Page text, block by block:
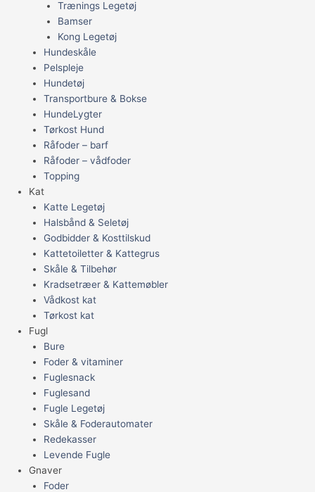
Trænings Legetøj
Bamser
Kong Legetøj
Hundeskåle
Pelspleje
Hundetøj
Transportbure & Bokse
HundeLygter
Tørkost Hund
Råfoder – barf
Råfoder – vådfoder
Topping
Kat
Katte Legetøj
Halsbånd & Seletøj
Godbidder & Kosttilskud
Kattetoiletter & Kattegrus
Skåle & Tilbehør
Kradsetræer & Kattemøbler
Vådkost kat
Tørkost kat
Fugl
Bure
Foder & vitaminer
Fuglesnack
Fuglesand
Fugle Legetøj
Skåle & Foderautomater
Redekasser
Levende Fugle
Gnaver
Foder